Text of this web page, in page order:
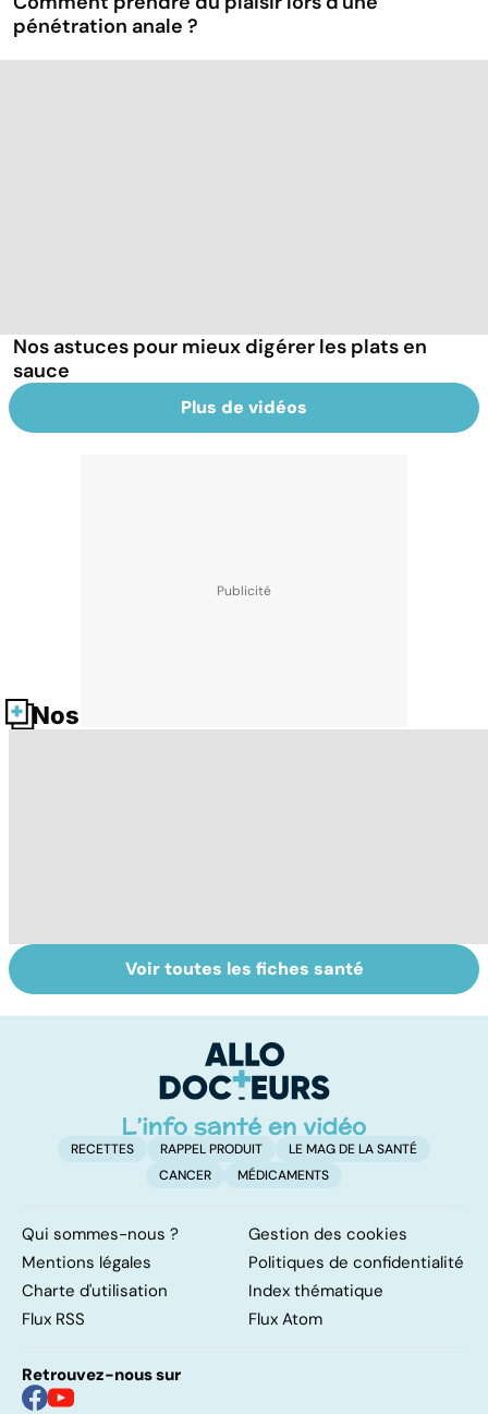
pénétration anale ?
Nos astuces pour mieux digérer les plats en
sauce
Plus de vidéos
Nos fiches santé
Tout savoir sur
nos excréments
Douleurs de
l'anus : oser en
Voir toutes les fiches santé
RECETTES RAPPEL PRODUIT
LE MAG DE LA SANTÉ
CANCER
MÉDICAMENTS
Qui sommes-nous ?
Gestion des cookies
Mentions légales
Politiques de confidentialité
Charte d'utilisation
Index thématique
Flux RSS
Flux Atom
Retrouvez-nous sur